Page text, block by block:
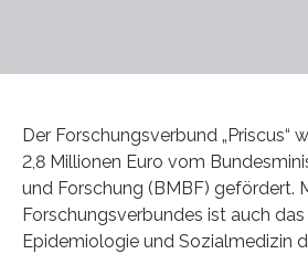
Der Forschungsverbund „Priscus“
2,8 Millionen Euro vom
und Forschung (BMBF) gefördert.
Forschungsverbundes ist auch
Epidemiologie und Sozialmedizin